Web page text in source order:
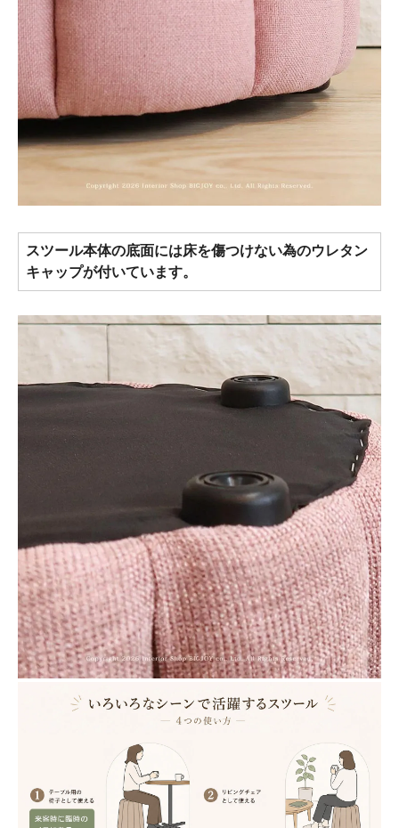
スツール本体の底面には床を傷つけない為のウレタン
キャップが付いています。